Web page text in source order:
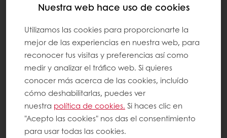
La grasa se encuentra en una amplia gama
de grupos de alimentos, especialmente en:
Alimentos vegetales como aceites y
semillas
Alimentos a base de animales como
productos lácteos, pescado graso y
productos cárnicos
Productos horneados como panes y
Nuestra web hace uso de cookies
Utilizamos las cookies para proporcionarte la
mejor de las experiencias en nuestra web, para
reconocer tus visitas y preferencias así como
medir y analizar el tráfico web. Si quieres
conocer más acerca de las cookies, incluído
cómo deshabilitarlas, puedes ver
nuestra política de cookies. Si haces clic en
"Acepto las cookies" nos das el consentimiento
para usar todas las cookies.